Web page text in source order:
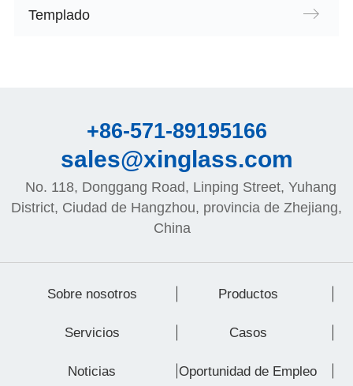
Templado
+86-571-89195166
sales@xinglass.com
No. 118, Donggang Road, Linping Street, Yuhang
District, Ciudad de Hangzhou, provincia de Zhejiang,
China
Sobre nosotros Productos
Servicios Casos
Noticias Oportunidad de Empleo